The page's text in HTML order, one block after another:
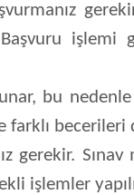
işlemi
bu
farklı
gerekir.
işlemler